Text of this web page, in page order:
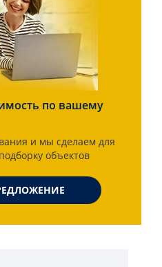
по вашему
и мы сделаем для
объектов